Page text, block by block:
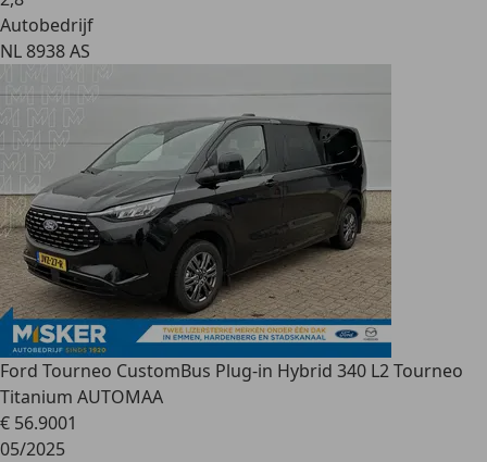
Autobedrijf
NL 8938 AS
Ford Tourneo CustomBus Plug-in Hybrid 340 L2 Tourneo
Titanium AUTOMAA
€ 56.9001
05/2025